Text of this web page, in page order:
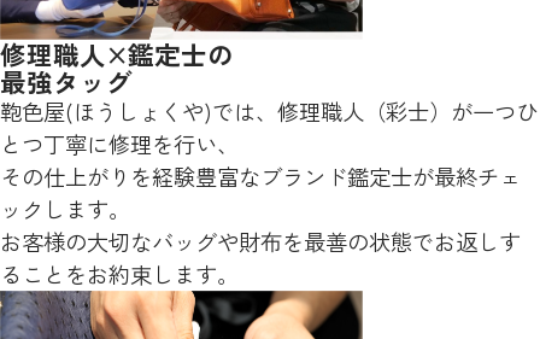
修理職人×鑑定士の
最強タッグ
鞄色屋(ほうしょくや)では、修理職人（彩士）が一つひ
とつ丁寧に修理を行い、
その仕上がりを経験豊富なブランド鑑定士が最終チェ
ックします。
お客様の大切なバッグや財布を最善の状態でお返しす
ることをお約束します。